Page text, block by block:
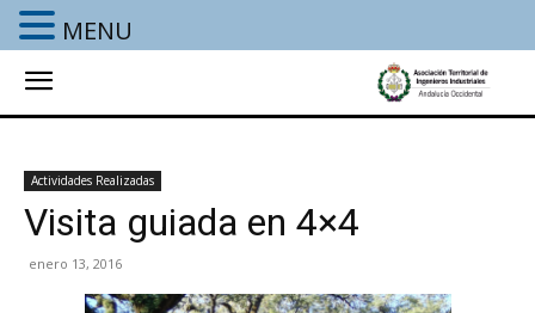
Actividades Realizadas
Visita guiada en 4×4
enero 13, 2016
MENU